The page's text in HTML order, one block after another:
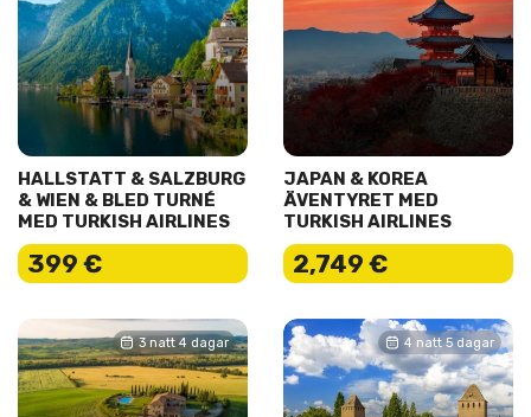
HALLSTATT & SALZBURG
& WIEN & BLED TURNÉ
MED TURKISH AIRLINES
399 €
JAPAN & KOREA
ÄVENTYRET MED
TURKISH AIRLINES
2,749 €
3 natt 4 dagar 4 natt 5 dagar